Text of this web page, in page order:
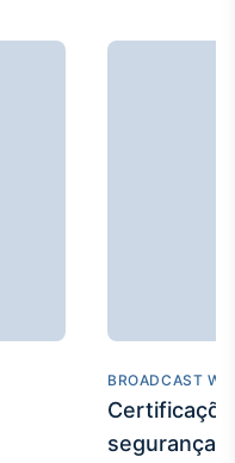
BROADCAST
segurança